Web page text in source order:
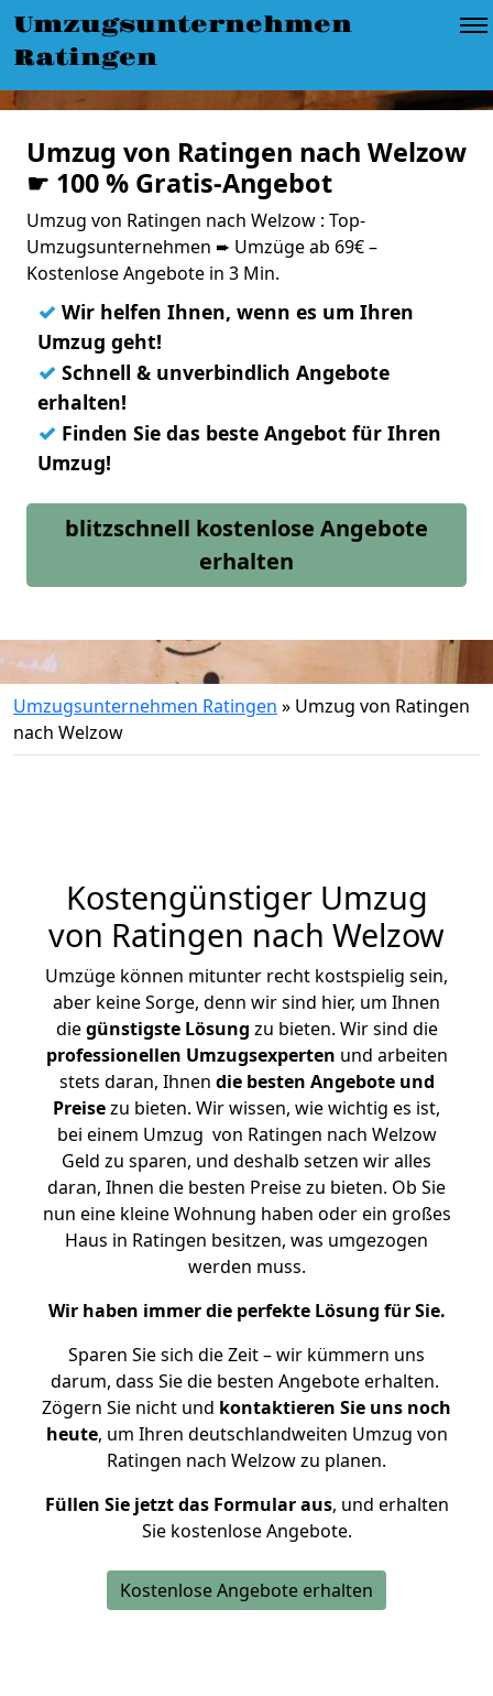
Umzugsunternehmen
Ratingen
Umzug von Ratingen nach Welzow
☛ 100 % Gratis-Angebot
Umzug von Ratingen nach Welzow : Top-
Umzugsunternehmen ➨ Umzüge ab 69€ –
Kostenlose Angebote in 3 Min.
✓ Wir helfen Ihnen, wenn es um Ihren
Umzug geht!
✓ Schnell & unverbindlich Angebote
erhalten!
✓ Finden Sie das beste Angebot für Ihren
Umzug!
blitzschnell kostenlose Angebote
erhalten
Umzugsunternehmen Ratingen » Umzug von Ratingen
nach Welzow
Kostengünstiger Umzug
von Ratingen nach Welzow
Umzüge können mitunter recht kostspielig sein,
aber keine Sorge, denn wir sind hier, um Ihnen
diegünstigste Lösung zu bieten. Wir sind die
professionellen Umzugsexperten und arbeiten
stets daran, Ihnen die besten Angebote und
Preisezu bieten. Wir wissen, wie wichtig es ist,
bei einem Umzug von Ratingen nach Welzow
Geld zu sparen, und deshalb setzen wir alles
daran, Ihnen die besten Preise zu bieten. Ob Sie
nun eine kleine Wohnung haben oder ein großes
Haus in Ratingen besitzen, was umgezogen
werden muss.
Wir haben immer die perfekte Lösung für Sie.
Sparen Sie sich die Zeit – wir kümmern uns
darum, dass Sie die besten Angebote erhalten.
Zögern Sie nicht und kontaktieren Sie uns noch
heute, um Ihren deutschlandweiten Umzug von
Ratingen nach Welzow zu planen.
Füllen Sie jetzt das Formular aus, und erhalten
Sie kostenlose Angebote.
Kostenlose Angebote erhalten